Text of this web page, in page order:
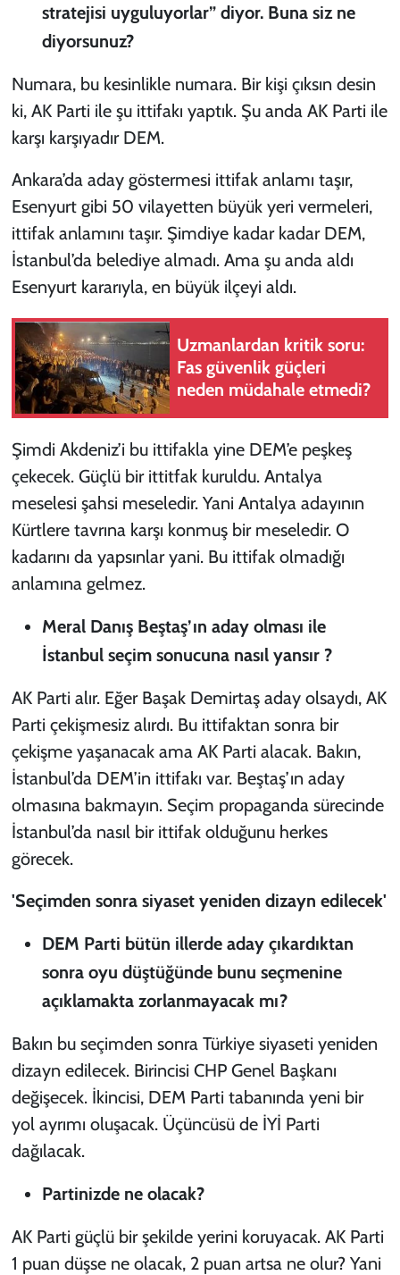
stratejisi uyguluyorlar” diyor. Buna siz ne
diyorsunuz?
Numara, bu kesinlikle numara. Bir kişi çıksın desin
ki, AK Parti ile şu ittifakı yaptık. Şu anda AK Parti ile
karşı karşıyadır DEM.
Ankara’da aday göstermesi ittifak anlamı taşır,
Esenyurt gibi 50 vilayetten büyük yeri vermeleri,
ittifak anlamını taşır. Şimdiye kadar kadar DEM,
İstanbul’da belediye almadı. Ama şu anda aldı
Esenyurt kararıyla, en büyük ilçeyi aldı.
Uzmanlardan kritik soru:
Fas güvenlik güçleri
neden müdahale etmedi?
Şimdi Akdeniz’i bu ittifakla yine DEM’e peşkeş
çekecek. Güçlü bir ittitfak kuruldu. Antalya
meselesi şahsi meseledir. Yani Antalya adayının
Kürtlere tavrına karşı konmuş bir meseledir. O
kadarını da yapsınlar yani. Bu ittifak olmadığı
anlamına gelmez.
Meral Danış Beştaş’ın aday olması ile
İstanbul seçim sonucuna nasıl yansır ?
AK Parti alır. Eğer Başak Demirtaş aday olsaydı, AK
Parti çekişmesiz alırdı. Bu ittifaktan sonra bir
çekişme yaşanacak ama AK Parti alacak. Bakın,
İstanbul’da DEM’in ittifakı var. Beştaş’ın aday
olmasına bakmayın. Seçim propaganda sürecinde
İstanbul’da nasıl bir ittifak olduğunu herkes
görecek.
'Seçimden sonra siyaset yeniden dizayn edilecek'
DEM Parti bütün illerde aday çıkardıktan
sonra oyu düştüğünde bunu seçmenine
açıklamakta zorlanmayacak mı?
Bakın bu seçimden sonra Türkiye siyaseti yeniden
dizayn edilecek. Birincisi CHP Genel Başkanı
değişecek. İkincisi, DEM Parti tabanında yeni bir
yol ayrımı oluşacak. Üçüncüsü de İYİ Parti
dağılacak.
Partinizde ne olacak?
AK Parti güçlü bir şekilde yerini koruyacak. AK Parti
1 puan düşse ne olacak, 2 puan artsa ne olur? Yani